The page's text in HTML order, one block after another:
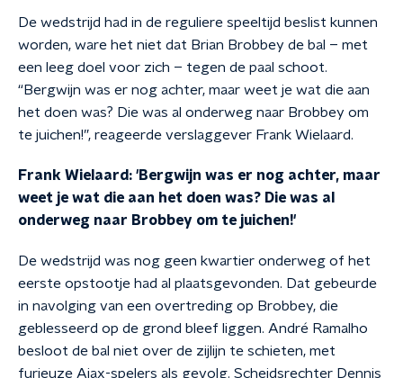
De wedstrijd had in de reguliere speeltijd beslist kunnen
worden, ware het niet dat Brian Brobbey de bal – met
een leeg doel voor zich – tegen de paal schoot.
“Bergwijn was er nog achter, maar weet je wat die aan
het doen was? Die was al onderweg naar Brobbey om
te juichen!”, reageerde verslaggever Frank Wielaard.
Frank Wielaard: 'Bergwijn was er nog achter, maar
weet je wat die aan het doen was? Die was al
onderweg naar Brobbey om te juichen!'
De wedstrijd was nog geen kwartier onderweg of het
eerste opstootje had al plaatsgevonden. Dat gebeurde
in navolging van een overtreding op Brobbey, die
geblesseerd op de grond bleef liggen. André Ramalho
besloot de bal niet over de zijlijn te schieten, met
furieuze Ajax-spelers als gevolg. Scheidsrechter Dennis